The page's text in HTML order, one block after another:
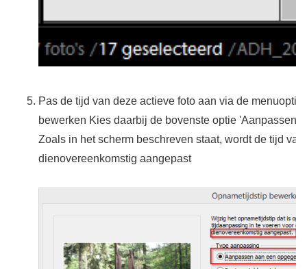
Pas de tijd van deze actieve foto aan via de
bewerken Kies daarbij de bovenste optie 'Aanpassen
Zoals in het scherm beschreven staat, wordt de tijd
dienovereenkomstig aangepast